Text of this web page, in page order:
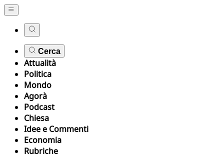
Cerca
Attualità
Politica
Mondo
Agorà
Podcast
Chiesa
Idee e Commenti
Economia
Rubriche